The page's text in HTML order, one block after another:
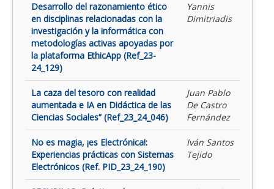
Desarrollo del razonamiento ético
en disciplinas relacionadas con la
investigación y la informática con
metodologías activas apoyadas por
la plataforma EthicApp (Ref_23-
24_129)
Yannis
Dimitriadis
La caza del tesoro con realidad
aumentada e IA en Didáctica de las
Ciencias Sociales” (Ref_23_24_046)
Juan Pablo
De Castro
Fernández
No es magia, ¡es Electrónica!:
Experiencias prácticas con Sistemas
Electrónicos (Ref. PID_23_24_190)
Iván Santos
Tejido